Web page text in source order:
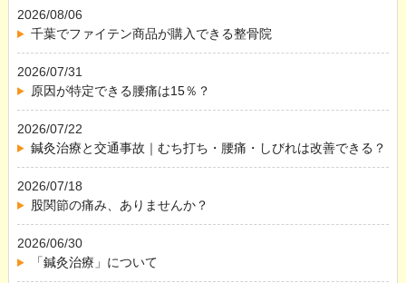
2026/08/06
千葉でファイテン商品が購入できる整骨院
2026/07/31
原因が特定できる腰痛は15％？
2026/07/22
鍼灸治療と交通事故｜むち打ち・腰痛・しびれは改善できる？
2026/07/18
股関節の痛み、ありませんか？
2026/06/30
「鍼灸治療」について